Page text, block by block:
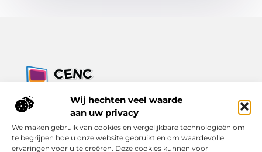
Wij hechten veel waarde
aan uw privacy
We maken gebruik van cookies en vergelijkbare technologieën om
te begrijpen hoe u onze website gebruikt en om waardevolle
ervaringen voor u te creëren. Deze cookies kunnen voor
Jouw bron voor inzichten, tips en nieuws uit de digitale
Ontdek alles wat je moet weten over het dagelijks leven, met
een focus op praktische adviezen en actuele trends.